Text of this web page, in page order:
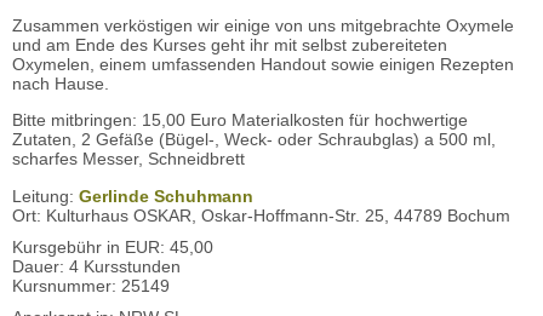
Zusammen verköstigen wir einige von uns mitgebrachte Oxymele
und am Ende des Kurses geht ihr mit selbst zubereiteten
Oxymelen, einem umfassenden Handout sowie einigen Rezepten
nach Hause.
Bitte mitbringen: 15,00 Euro Materialkosten für hochwertige
Zutaten, 2 Gefäße (Bügel-, Weck- oder Schraubglas) a 500 ml,
scharfes Messer, Schneidbrett
Leitung: Gerlinde Schuhmann
Ort: Kulturhaus OSKAR, Oskar-Hoffmann-Str. 25, 44789 Bochum
Kursgebühr in EUR: 45,00
Dauer: 4 Kursstunden
Kursnummer: 25149